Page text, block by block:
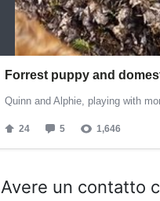
Avere un contatto